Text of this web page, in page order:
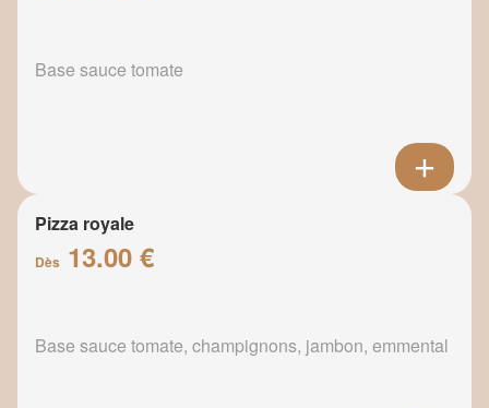
Base sauce tomate
Pizza royale
Dès 13.00 €
Base sauce tomate, champignons, jambon, emmental